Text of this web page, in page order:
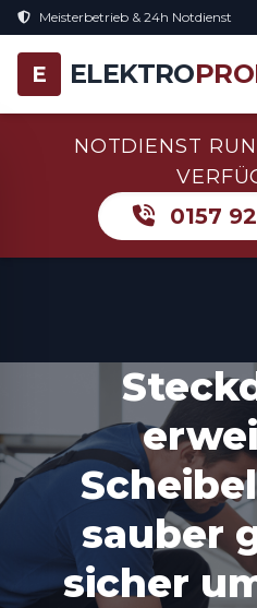
Meisterbetrieb & 24h Notdienst
E ELEKTRO
NOTDIENST
0157
sauber
sicher